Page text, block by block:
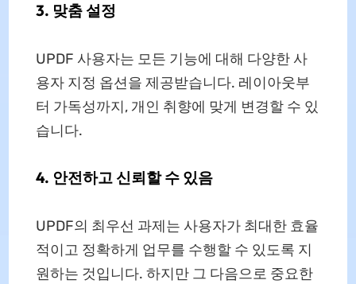
3. 맞춤 설정
UPDF 사용자는 모든 기능에 대해 다양한 사
용자 지정 옵션을 제공받습니다. 레이아웃부
터 가독성까지, 개인 취향에 맞게 변경할 수 있
습니다.
4. 안전하고 신뢰할 수 있음
UPDF의 최우선 과제는 사용자가 최대한 효율
적이고 정확하게 업무를 수행할 수 있도록 지
원하는 것입니다. 하지만 그 다음으로 중요한